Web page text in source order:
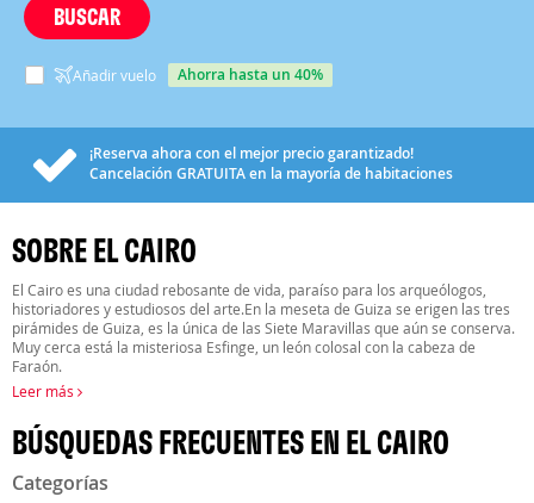
BUSCAR
Añadir vuelo ahorra hasta un 40%
¡Reserva ahora con el mejor precio garantizado!
Cancelación GRATUITAen la mayoría de habitaciones
SOBRE EL CAIRO
El Cairo es una ciudad rebosante de vida, paraíso para los arqueólogos,
historiadores y estudiosos del arte.En la meseta de Guiza se erigen las tres
pirámides de Guiza, es la única de las Siete Maravillas que aún se conserva.
Muy cerca está la misteriosa Esfinge, un león colosal con la cabeza de
Faraón.
Leer más
BÚSQUEDAS FRECUENTES EN EL CAIRO
Categorías